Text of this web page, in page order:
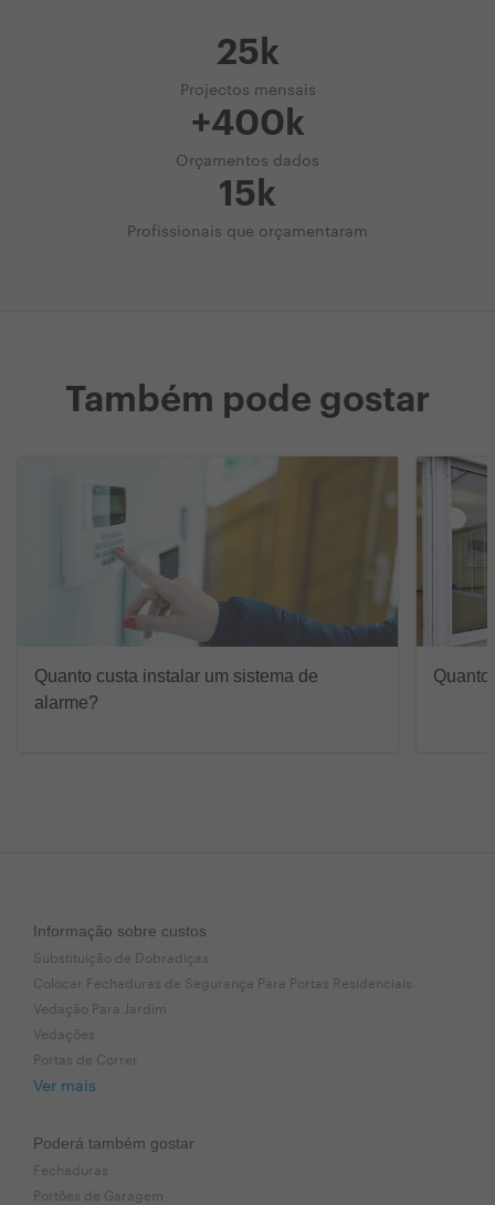
25k
Projectos mensais
+400k
Orçamentos dados
15k
Profissionais que orçamentaram
Também pode gostar
Quanto custa instalar um sistema de
alarme?
Informação sobre custos
Substituição de Dobradiças
Colocar Fechaduras de Segurança Para Portas Residenciais
Vedação Para Jardim
Vedações
Portas de Correr
Ver mais
Poderá também gostar
Fechaduras
Portões de Garagem